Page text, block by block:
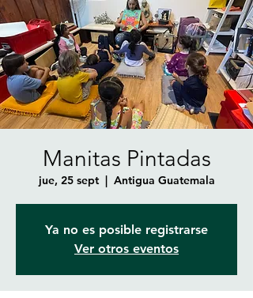
Manitas Pintadas
jue, 25 sept
  |
Antigua Guatemala
Ya no es posible registrarse
Ver otros eventos